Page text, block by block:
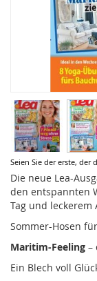
Seien Sie der erste, der
Die neue Lea-
den entspannten
Tag und leckerem
Sommer-Hosen
Maritim-Feeling –
Ein Blech voll
Zum
Anfang
der
Bildergalerie
springen